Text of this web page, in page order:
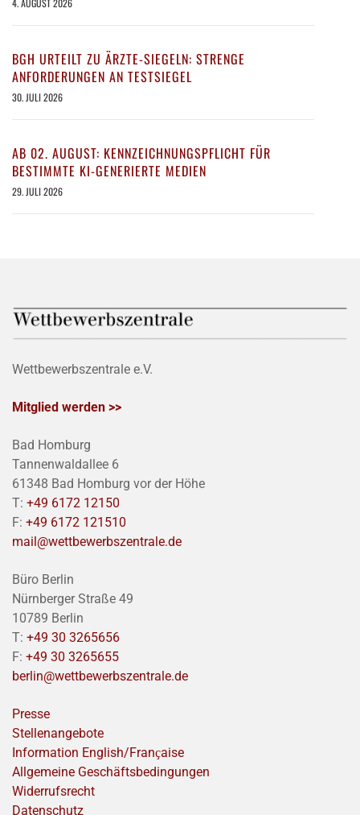
4. AUGUST 2026
BGH URTEILT ZU ÄRZTE-SIEGELN: STRENGE
ANFORDERUNGEN AN TESTSIEGEL
30. JULI 2026
AB 02. AUGUST: KENNZEICHNUNGSPFLICHT FÜR
BESTIMMTE KI-GENERIERTE MEDIEN
29. JULI 2026
Wettbewerbszentrale e.V.
Mitglied werden >>
Bad Homburg
Tannenwaldallee 6
61348 Bad Homburg vor der Höhe
T: +49 6172 12150
F: +49 6172 121510
mail@wettbewerbszentrale.de
Büro Berlin
Nürnberger Straße 49
10789 Berlin
T: +49 30 3265656
F: +49 30 3265655
berlin@wettbewerbszentrale.de
Presse
Stellenangebote
Information English/Franҫaise
Allgemeine Geschäftsbedingungen
Widerrufsrecht
Datenschutz